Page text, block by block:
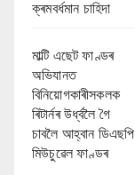
ক্ৰমবৰ্ধমান চাহিদা
মাল্টি এছেট ফাণ্ডৰ
অভিযানত
বিনিয়োগকাৰীসকলক
ৰিটাৰ্নৰ উৰ্ধ্বলৈ গৈ
চাবলৈ আহ্বান ডিএছপি
মিউচুৱেল ফাণ্ডৰ